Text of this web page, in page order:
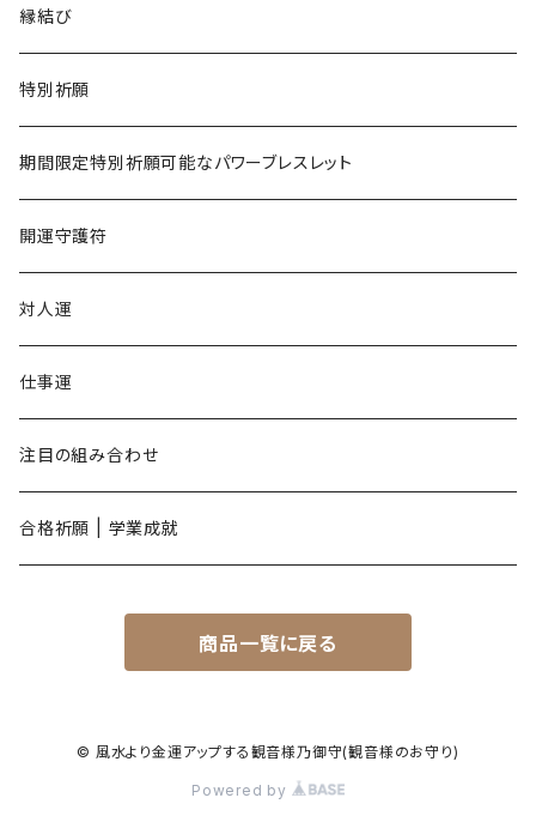
恋愛でライバルに勝ちたい
辰年
巳年
午年
未年
申年
酉年
戌年
亥年
縁結び
特別祈願
期間限定特別祈願可能なパワーブレスレット
開運守護符
対人運
仕事運
注目の組み合わせ
合格祈願 | 学業成就
商品一覧に戻る
© 風水より金運アップする観音様乃御守(観音様のお守り)
Powered by